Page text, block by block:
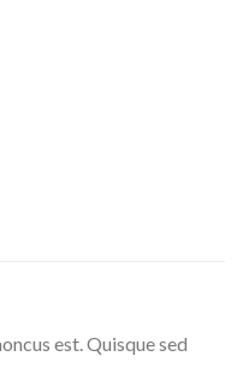
est. Quisque sed